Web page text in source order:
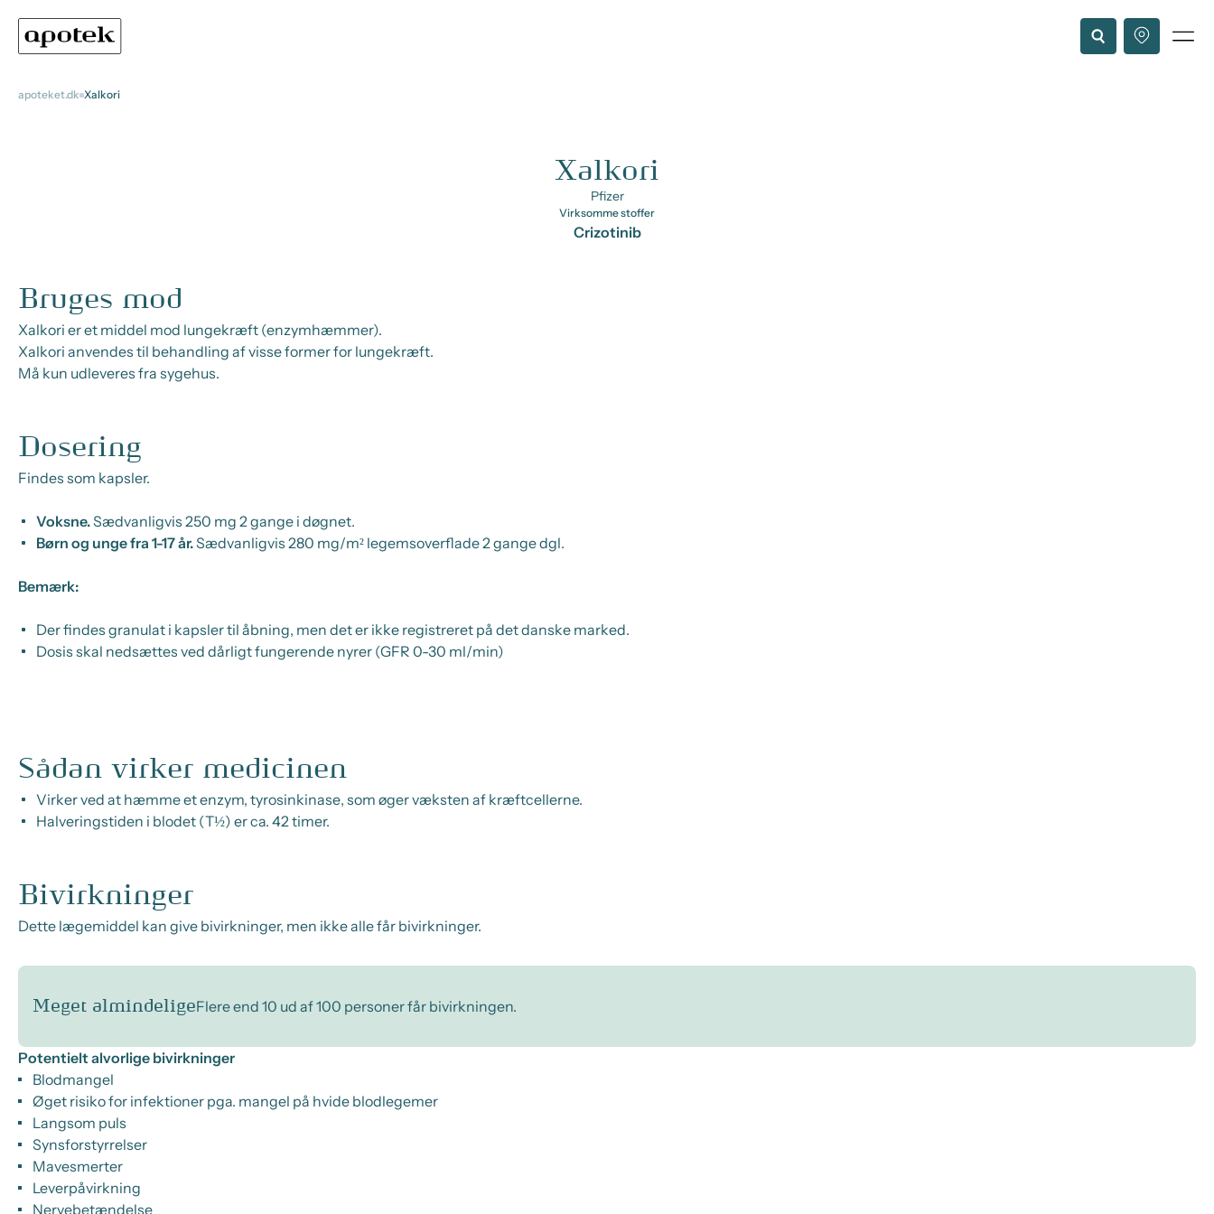
apoteket.dk Xalkori
Xalkori
Pfizer
Virksomme stoffer
Crizotinib
Bruges mod
Xalkori er et middel mod lungekræft (enzymhæmmer).
Xalkori anvendes til behandling af visse former for lungekræft.
Må kun udleveres fra sygehus.
Dosering
Findes som kapsler.
Voksne.Sædvanligvis 250 mg 2 gange i døgnet.
Børn og unge fra 1-17 år.Sædvanligvis 280 mg/m² legemsoverflade 2 gange dgl.
Bemærk:
Der findes granulat i kapsler til åbning, men det er ikke registreret på det danske marked.
Dosis skal nedsættes ved dårligt fungerende nyrer (GFR 0-30 ml/min)
Sådan virker medicinen
Virker ved at hæmme et enzym, tyrosinkinase, som øger væksten af kræftcellerne.
Halveringstiden i blodet (T½) er ca. 42 timer.
Bivirkninger
Dette lægemiddel kan give bivirkninger, men ikke alle får bivirkninger.
Meget almindeligeFlere end 10 ud af 100 personer får bivirkningen.
Potentielt alvorlige bivirkninger
Blodmangel
Øget risiko for infektioner pga. mangel på hvide blodlegemer
Langsom puls
Synsforstyrrelser
Mavesmerter
Leverpåvirkning
Nervebetændelse